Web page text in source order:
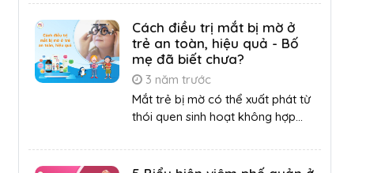
Cách điều trị mắt bị mờ ở
trẻ an toàn, hiệu quả - Bố
mẹ đã biết chưa?
3 năm trước
Mắt trẻ bị mờ có thể xuất phát từ
thói quen sinh hoạt không hợp...